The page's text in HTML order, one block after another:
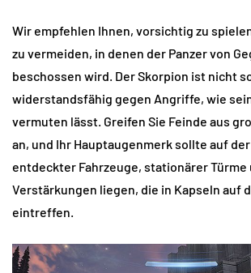
Wir empfehlen Ihnen, vorsichtig zu
zu vermeiden, in denen der Panzer von
beschossen wird. Der Skorpion ist nicht
widerstandsfähig gegen Angriffe, wie
vermuten lässt. Greifen Sie Feinde aus
an, und Ihr Hauptaugenmerk sollte auf
entdeckter Fahrzeuge, stationärer Türme
Verstärkungen liegen, die in Kapseln auf
eintreffen.